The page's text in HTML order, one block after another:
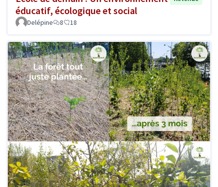
éducatif, écologique et social
Delépine 8 18